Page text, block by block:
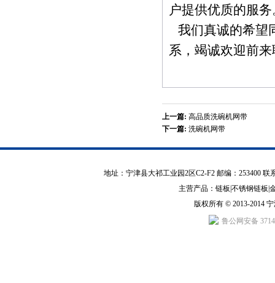
户提供优质的服务
我们真诚的希望
系，竭诚欢迎前
上一篇: 高品质洗碗机网带
下一篇: 洗碗机网带
地址：宁津县大祁工业园2区C2-F2 邮编：253400 联
主营产品： 链板 不锈钢链板
版权所有 © 2013-2014
鲁公网安备